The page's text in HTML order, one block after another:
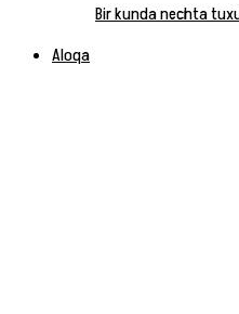
Bir kunda nechta
Aloqa